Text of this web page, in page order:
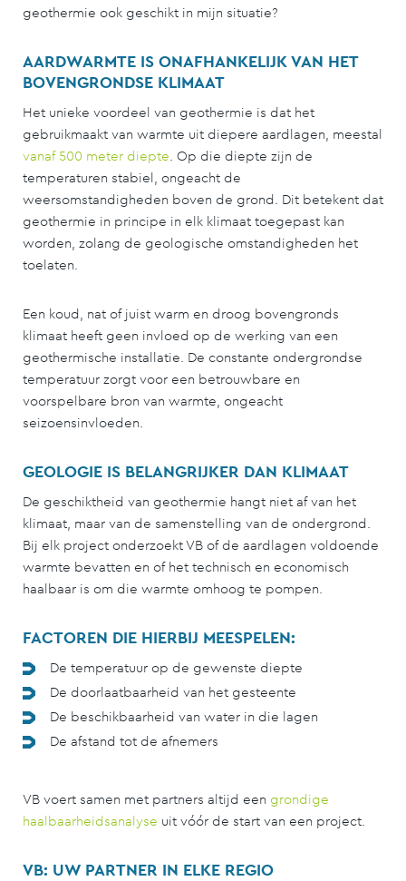
geothermie ook geschikt in mijn situatie?
AARDWARMTE IS ONAFHANKELIJK VAN HET
BOVENGRONDSE KLIMAAT
Het unieke voordeel van geothermie is dat het
gebruikmaakt van warmte uit diepere aardlagen, meestal
vanaf 500 meter diepte. Op die diepte zijn de
temperaturen stabiel, ongeacht de
weersomstandigheden boven de grond. Dit betekent dat
geothermie in principe in elk klimaat toegepast kan
worden, zolang de geologische omstandigheden het
toelaten.
Een koud, nat of juist warm en droog bovengronds
klimaat heeft geen invloed op de werking van een
geothermische installatie. De constante ondergrondse
temperatuur zorgt voor een betrouwbare en
voorspelbare bron van warmte, ongeacht
seizoensinvloeden.
GEOLOGIE IS BELANGRIJKER DAN KLIMAAT
De geschiktheid van geothermie hangt niet af van het
klimaat, maar van de samenstelling van de ondergrond.
Bij elk project onderzoekt VB of de aardlagen voldoende
warmte bevatten en of het technisch en economisch
haalbaar is om die warmte omhoog te pompen.
FACTOREN DIE HIERBIJ MEESPELEN:
De temperatuur op de gewenste diepte
De doorlaatbaarheid van het gesteente
De beschikbaarheid van water in die lagen
De afstand tot de afnemers
VB voert samen met partners altijd een grondige
haalbaarheidsanalyse uit vóór de start van een project.
VB: UW PARTNER IN ELKE REGIO